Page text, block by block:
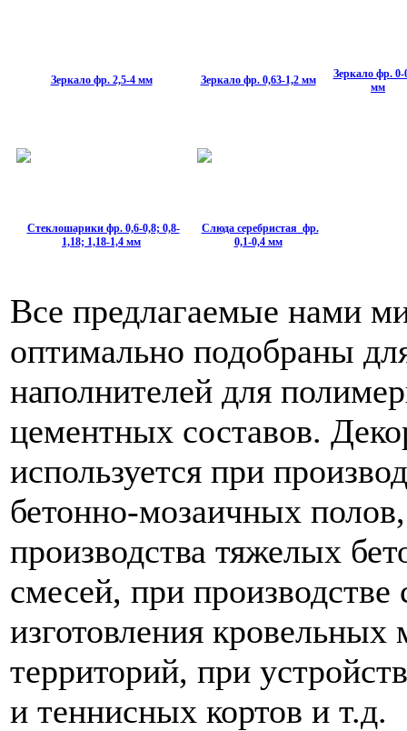
Зеркало фр. 2,5-4 мм Зеркало фр. 0,63-1,2 мм
Зеркало фр. 0-
мм
Стеклошарики фр. 0,6-0,8; 0,8-
1,18; 1,18-1,4 мм
Слюда серебристая фр.
0,1-0,4 мм
Все предлагаемые нами
оптимально подобраны
наполнителей для
цементных составов.
используется при
бетонно-мозаичных
производства тяжелых
смесей, при
изготовления кровельных
территорий, при
и теннисных кортов и т.д.